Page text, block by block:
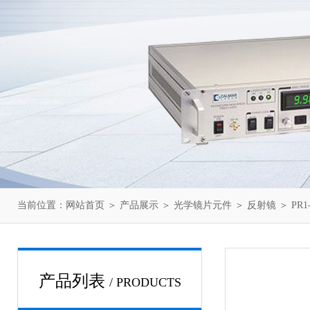
当前位置： 网站首页 ＞ 产品展示 ＞ 光学镜片元件 ＞ 反射镜 ＞
产品列表 / PRODUCTS